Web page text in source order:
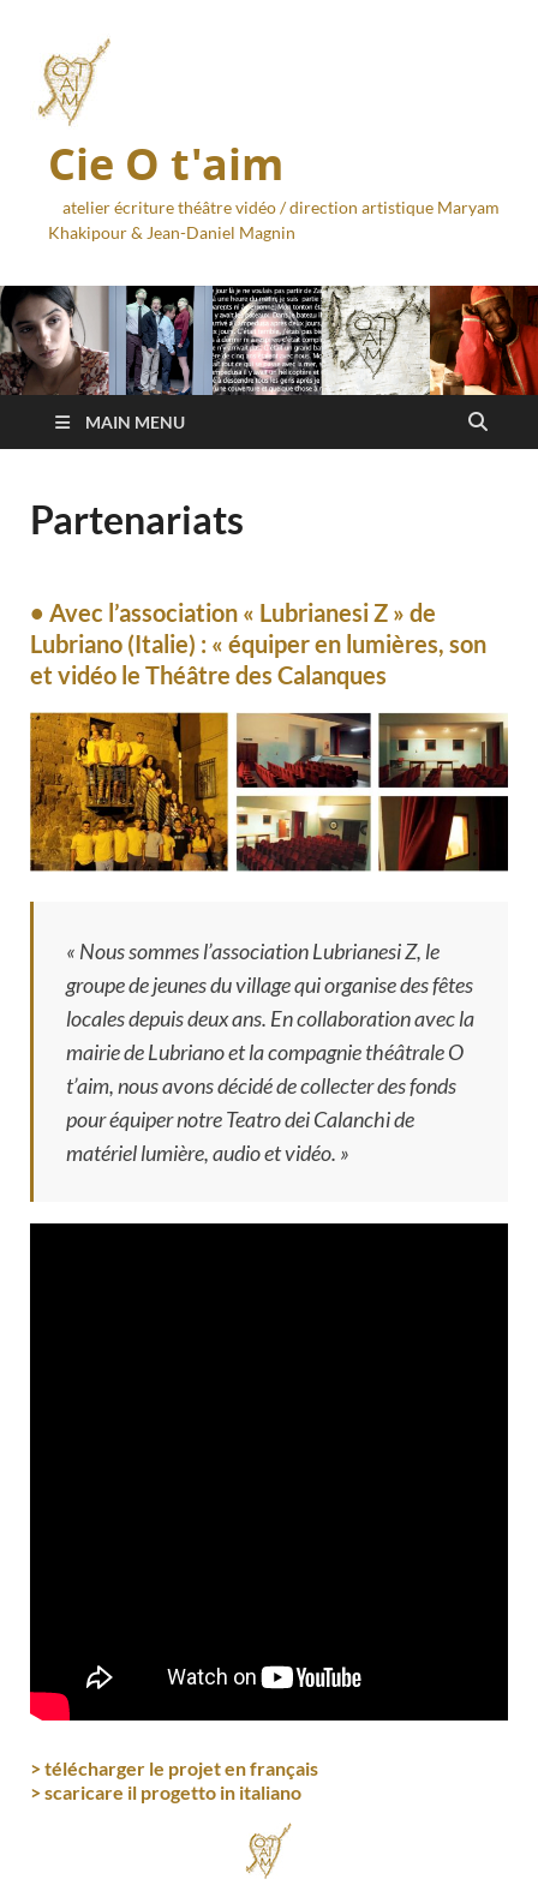
Cie O t'aim
atelier écriture théâtre vidéo / direction artistique Maryam
Khakipour & Jean-Daniel Magnin
MAIN MENU
Partenariats
• Avec l’association « Lubrianesi Z » de
Lubriano (Italie) : « équiper en lumières, son
et vidéo le Théâtre des Calanques
« Nous sommes l’association Lubrianesi Z, le
groupe de jeunes du village qui organise des fêtes
locales depuis deux ans. En collaboration avec la
mairie de Lubriano et la compagnie théâtrale O
t’aim, nous avons décidé de collecter des fonds
pour équiper notre Teatro dei Calanchi de
matériel lumière, audio et vidéo. »
> télécharger le projet en français
> scaricare il progetto in italiano